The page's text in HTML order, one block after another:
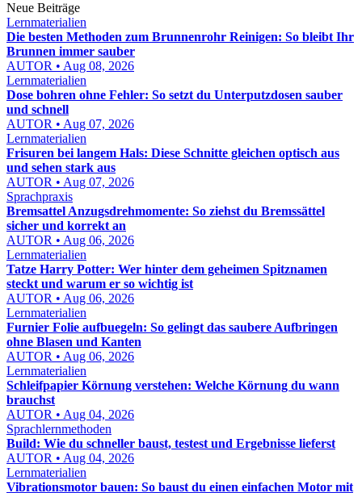
Neue Beiträge
Lernmaterialien
Die besten Methoden zum Brunnenrohr Reinigen: So bleibt Ihr
Brunnen immer sauber
AUTOR • Aug 08, 2026
Lernmaterialien
Dose bohren ohne Fehler: So setzt du Unterputzdosen sauber
und schnell
AUTOR • Aug 07, 2026
Lernmaterialien
Frisuren bei langem Hals: Diese Schnitte gleichen optisch aus
und sehen stark aus
AUTOR • Aug 07, 2026
Sprachpraxis
Bremsattel Anzugsdrehmomente: So ziehst du Bremssättel
sicher und korrekt an
AUTOR • Aug 06, 2026
Lernmaterialien
Tatze Harry Potter: Wer hinter dem geheimen Spitznamen
steckt und warum er so wichtig ist
AUTOR • Aug 06, 2026
Lernmaterialien
Furnier Folie aufbuegeln: So gelingt das saubere Aufbringen
ohne Blasen und Kanten
AUTOR • Aug 06, 2026
Lernmaterialien
Schleifpapier Körnung verstehen: Welche Körnung du wann
brauchst
AUTOR • Aug 04, 2026
Sprachlernmethoden
Build: Wie du schneller baust, testest und Ergebnisse lieferst
AUTOR • Aug 04, 2026
Lernmaterialien
Vibrationsmotor bauen: So baust du einen einfachen Motor mit